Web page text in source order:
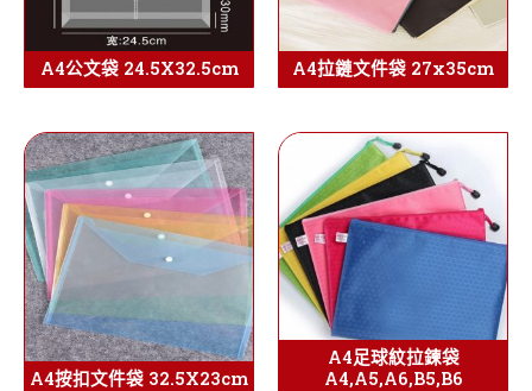
A4公文袋 24.5X32.5cm A4拉鏈文件袋 27x35cm
A4按扣文件袋 32.5X23cm
A4足球紋拉鍊袋
A4,A5,A6,B5,B6